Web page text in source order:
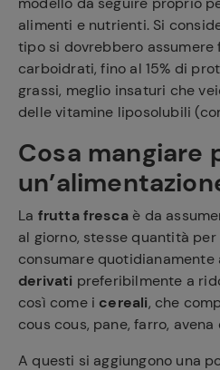
alimenti e nutrienti. Si
tipo si dovrebbero assumere
carboidrati, fino al 15% di
grassi, meglio insaturi che
delle vitamine liposolubili
Cosa mangiare
La frutta fresca è da
al giorno, stesse quantità per
consumare quotidianamente
derivati preferibilmente a
così come i cereali, che
cous cous, pane, farro, avena
A questi si aggiungono una